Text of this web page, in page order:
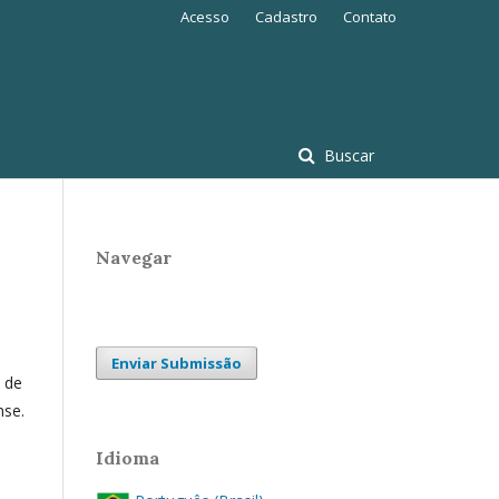
Buscar
Acesso Cadastro Contato
Navegar
Enviar Submissão
Idioma